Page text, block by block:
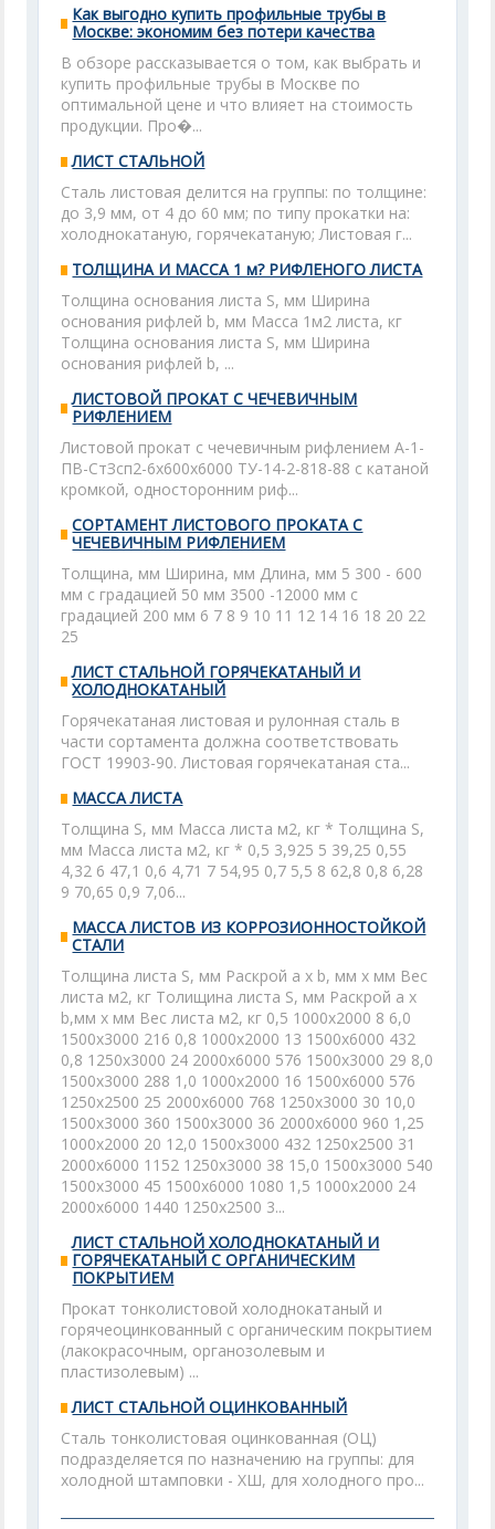
Как выгодно купить профильные трубы в
Москве: экономим без потери качества
В обзоре рассказывается о том, как выбрать и
купить профильные трубы в Москве по
оптимальной цене и что влияет на стоимость
продукции. Про�...
ЛИСТ СТАЛЬНОЙ
Сталь листовая делится на группы: по толщине:
до 3,9 мм, от 4 до 60 мм; по типу прокатки на:
холоднокатаную, горячекатаную; Листовая г...
ТОЛЩИНА И МАССА 1 м? РИФЛЕНОГО ЛИСТА
Толщина основания листа S, мм Ширина
основания рифлей b, мм Масса 1м2 листа, кг
Толщина основания листа S, мм Ширина
основания рифлей b, ...
ЛИСТОВОЙ ПРОКАТ С ЧЕЧЕВИЧНЫМ
РИФЛЕНИЕМ
Листовой прокат с чечевичным рифлением А-1-
ПВ-СтЗсп2-6x600x6000 ТУ-14-2-818-88 с катаной
кромкой, односторонним риф...
СОРТАМЕНТ ЛИСТОВОГО ПРОКАТА С
ЧЕЧЕВИЧНЫМ РИФЛЕНИЕМ
Толщина, мм Ширина, мм Длина, мм 5 300 - 600
мм с градацией 50 мм 3500 -12000 мм с
градацией 200 мм 6 7 8 9 10 11 12 14 16 18 20 22
25
ЛИСТ СТАЛЬНОЙ ГОРЯЧЕКАТАНЫЙ И
ХОЛОДНОКАТАНЫЙ
Горячекатаная листовая и рулонная сталь в
части сортамента должна соответствовать
ГОСТ 19903-90. Листовая горячекатаная ста...
МАССА ЛИСТА
Толщина S, мм Масса листа м2, кг * Толщина S,
мм Масса листа м2, кг * 0,5 3,925 5 39,25 0,55
4,32 6 47,1 0,6 4,71 7 54,95 0,7 5,5 8 62,8 0,8 6,28
9 70,65 0,9 7,06...
МАССА ЛИСТОВ ИЗ КОРРОЗИОННОСТОЙКОЙ
СТАЛИ
Толщина листа S, мм Раскрой а х b, мм х мм Вес
листа м2, кг Толищина листа S, мм Раскрой а х
b,мм х мм Вес листа м2, кг 0,5 1000x2000 8 6,0
1500x3000 216 0,8 1000x2000 13 1500x6000 432
0,8 1250x3000 24 2000x6000 576 1500x3000 29 8,0
1500x3000 288 1,0 1000x2000 16 1500x6000 576
1250x2500 25 2000x6000 768 1250x3000 30 10,0
1500x3000 360 1500x3000 36 2000x6000 960 1,25
1000x2000 20 12,0 1500x3000 432 1250x2500 31
2000x6000 1152 1250x3000 38 15,0 1500x3000 540
1500x3000 45 1500x6000 1080 1,5 1000x2000 24
2000x6000 1440 1250x2500 3...
ЛИСТ СТАЛЬНОЙ ХОЛОДНОКАТАНЫЙ И
ГОРЯЧЕКАТАНЫЙ С ОРГАНИЧЕСКИМ
ПОКРЫТИЕМ
Прокат тонколистовой холоднокатаный и
горячеоцинкованный с органическим покрытием
(лакокрасочным, органозолевым и
пластизолевым) ...
ЛИСТ СТАЛЬНОЙ ОЦИНКОВАННЫЙ
Сталь тонколистовая оцинкованная (ОЦ)
подразделяется по назначению на группы: для
холодной штамповки - ХШ, для холодного про...